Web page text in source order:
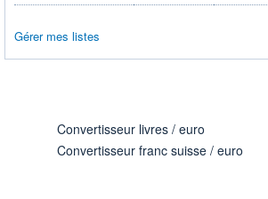
Gérer mes listes
Convertisseur livres / euro
Convertisseur franc suisse / euro